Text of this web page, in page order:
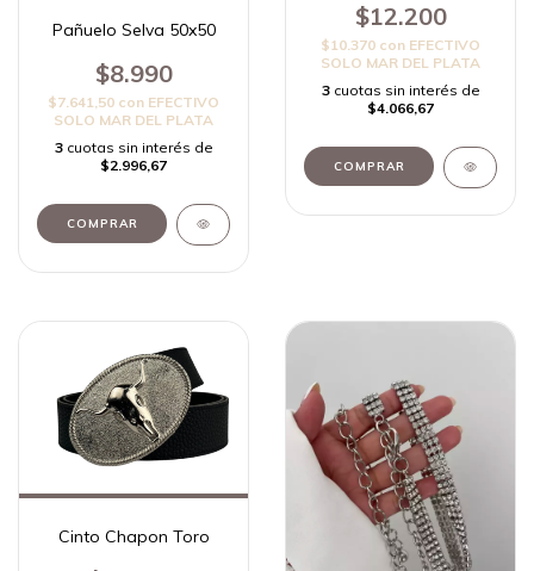
Pañuelo Selva 50x50
$8.990
$7.641,50 con EFECTIVO
SOLO MAR DEL PLATA
3 cuotas sin interés de
$2.996,67
$12.200
$10.370 con EFECTIVO
SOLO MAR DEL PLATA
3 cuotas sin interés de
$4.066,67
Cinto Chapon Toro